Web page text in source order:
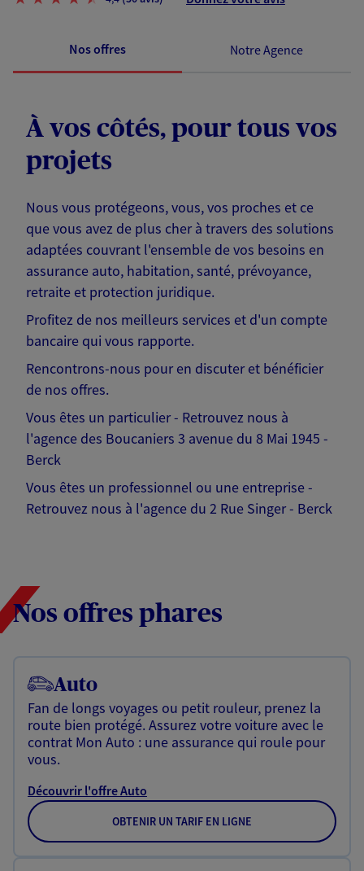
Nos offres Notre Agence
À vos côtés, pour tous vos
projets
Nous vous protégeons, vous, vos proches et ce
que vous avez de plus cher à travers des solutions
adaptées couvrant l'ensemble de vos besoins en
assurance auto, habitation, santé, prévoyance,
retraite et protection juridique.
Profitez de nos meilleurs services et d'un compte
bancaire qui vous rapporte.
Rencontrons-nous pour en discuter et bénéficier
de nos offres.
Vous êtes un particulier - Retrouvez nous à
l'agence des Boucaniers 3 avenue du 8 Mai 1945 -
Berck
Vous êtes un professionnel ou une entreprise -
Retrouvez nous à l'agence du 2 Rue Singer - Berck
Nos offres phares
Auto
Fan de longs voyages ou petit rouleur, prenez la
route bien protégé. Assurez votre voiture avec le
contrat Mon Auto : une assurance qui roule pour
vous.
Découvrir l'offre Auto
OBTENIR UN TARIF EN LIGNE